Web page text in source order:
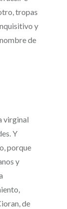
tropas
y
de
virginal
Y
porque
y
de